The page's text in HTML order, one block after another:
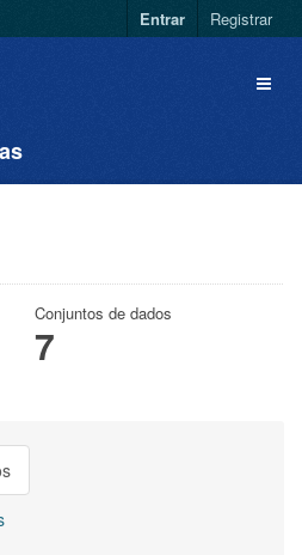
Entrar Registrar
Conjuntos de dados
7